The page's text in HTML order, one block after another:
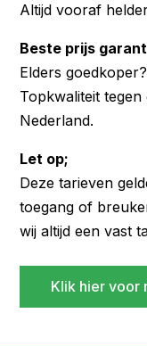
Altijd vooraf
Beste prijs
Elders
Topkwaliteit
Nederland.
Let op;
Deze tarieven
toegang of
wij altijd een vast
Klik hier voor